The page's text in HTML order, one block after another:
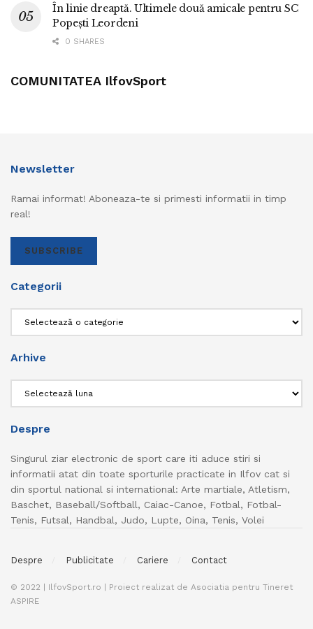
În linie dreaptă. Ultimele două amicale pentru SC
Popești Leordeni
0 SHARES
COMUNITATEA IlfovSport
Newsletter
Ramai informat! Aboneaza-te si primesti informatii in timp
real!
SUBSCRIBE
Categorii
Arhive
Despre
Singurul ziar electronic de sport care iti aduce stiri si
informatii atat din toate sporturile practicate in Ilfov cat si
din sportul national si international: Arte martiale, Atletism,
Baschet, Baseball/Softball, Caiac-Canoe, Fotbal, Fotbal-
Tenis, Futsal, Handbal, Judo, Lupte, Oina, Tenis, Volei
Despre Publicitate Cariere Contact
© 2022 | IlfovSport.ro | Proiect realizat de Asociatia pentru Tineret
ASPIRE